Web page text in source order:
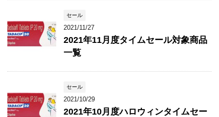
セール
2021/11/27
2021年11月度タイムセール対象商品
一覧
セール
2021/10/29
2021年10月度ハロウィンタイムセー